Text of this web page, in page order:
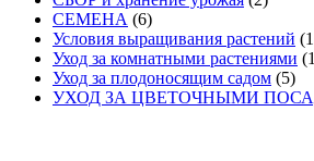
СЕМЕНА (6)
Условия выращивания растений
Уход за комнатными растениями
Уход за плодоносящим садом (5)
УХОД ЗА ЦВЕТОЧНЫМИ